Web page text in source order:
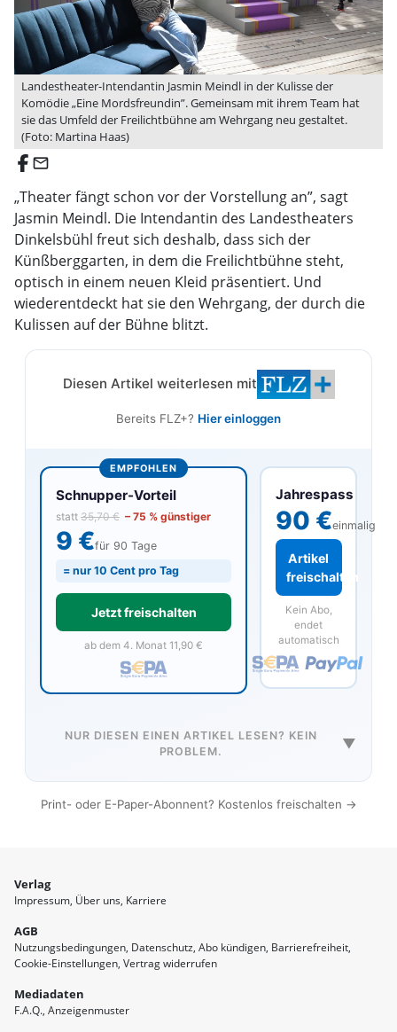
Landestheater-Intendantin Jasmin Meindl in der Kulisse der
Komödie „Eine Mordsfreundin”. Gemeinsam mit ihrem Team hat
sie das Umfeld der Freilichtbühne am Wehrgang neu gestaltet.
(Foto: Martina Haas)
email
„Theater fängt schon vor der Vorstellung an”, sagt
Jasmin Meindl. Die Intendantin des Landestheaters
Dinkelsbühl freut sich deshalb, dass sich der
Künßberggarten, in dem die Freilichtbühne steht,
optisch in einem neuen Kleid präsentiert. Und
wiederentdeckt hat sie den Wehrgang, der durch die
Kulissen auf der Bühne blitzt.
Diesen Artikel weiterlesen mit
Bereits FLZ+? Hier einloggen
Jahrespass
90 €einmalig
Artikel
freischalten
Kein Abo,
endet
automatisch
EMPFOHLEN
Schnupper-Vorteil
statt 35,70 € – 75 % günstiger
9 €für 90 Tage
= nur 10 Cent pro Tag
Jetzt freischalten
ab dem 4. Monat 11,90 €
NUR DIESEN EINEN ARTIKEL LESEN? KEIN
PROBLEM.
▼
Print- oder E-Paper-Abonnent? Kostenlos freischalten →
Verlag
Impressum Über uns Karriere
AGB
Nutzungsbedingungen Datenschutz Abo kündigen Barrierefreiheit
Cookie-Einstellungen Vertrag widerrufen
Mediadaten
F.A.Q. Anzeigenmuster